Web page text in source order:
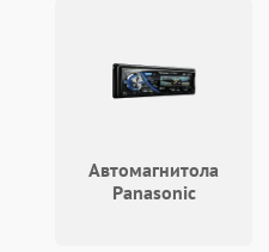
Автомагнитола
Panasonic